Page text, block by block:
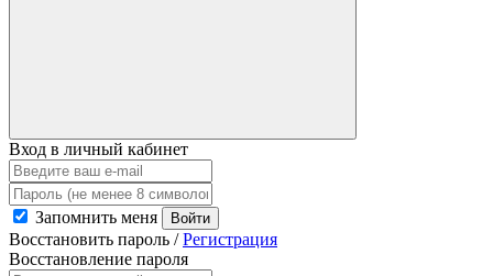
Вход в личный кабинет
Запомнить меня Войти
Восстановить пароль /Регистрация
Восстановление пароля